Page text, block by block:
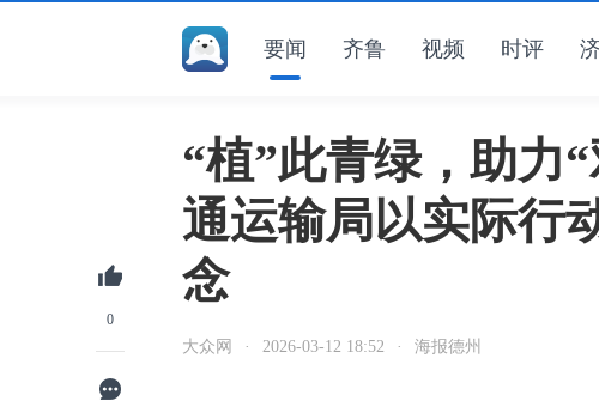
要闻 齐鲁 视频 时评
0
“植”此青绿，助力
通运输局以实际行
念
大众网 · 2026-03-12 18:52 · 海报德州